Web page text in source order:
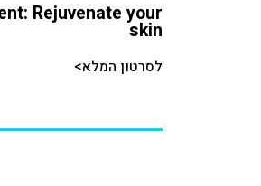
Rejuvenate your
skin
לסרטון המלא>